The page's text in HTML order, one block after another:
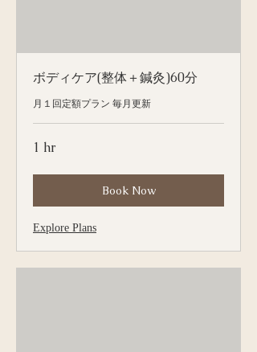
ボディケア(整体＋鍼灸)60分
月１回定額プラン 毎月更新
1 hr
Book Now
Explore Plans